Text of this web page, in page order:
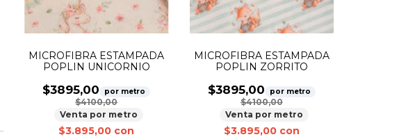
MICROFIBRA ESTAMPADA
POPLIN UNICORNIO
$3895,00 por metro
$4100,00
Venta por metro
$3.895,00 con
MICROFIBRA ESTAMPADA
POPLIN ZORRITO
$3895,00 por metro
$4100,00
Venta por metro
$3.895,00 con